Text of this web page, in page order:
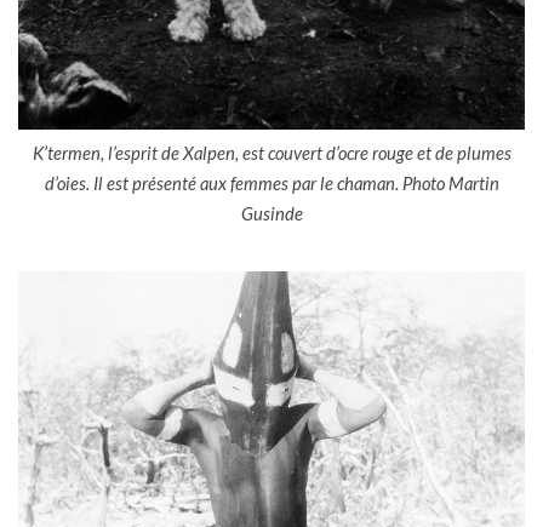
K’termen, l’esprit de Xalpen, est couvert d’ocre rouge et de plumes
d’oies. Il est présenté aux femmes par le chaman. Photo Martin
Gusinde